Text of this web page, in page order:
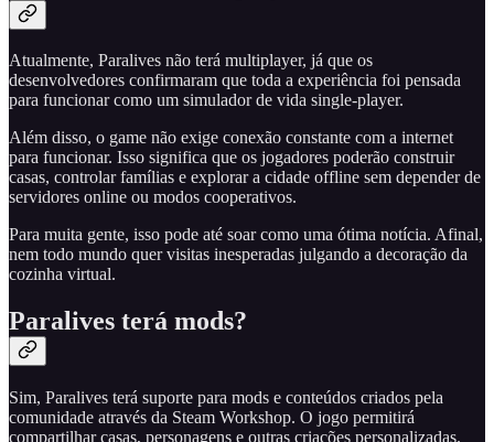
Atualmente, Paralives não terá multiplayer, já que os
desenvolvedores confirmaram que toda a experiência foi pensada
para funcionar como um simulador de vida single-player.
Além disso, o game não exige conexão constante com a internet
para funcionar. Isso significa que os jogadores poderão construir
casas, controlar famílias e explorar a cidade offline sem depender de
servidores online ou modos cooperativos.
Para muita gente, isso pode até soar como uma ótima notícia. Afinal,
nem todo mundo quer visitas inesperadas julgando a decoração da
cozinha virtual.
Paralives terá mods?
Sim, Paralives terá suporte para mods e conteúdos criados pela
comunidade através da Steam Workshop. O jogo permitirá
compartilhar casas, personagens e outras criações personalizadas.